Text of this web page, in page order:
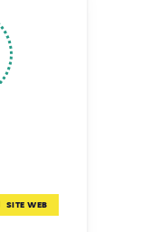
SITE WEB